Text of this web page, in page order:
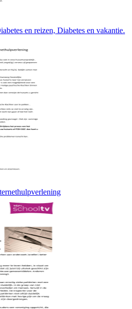
en reizen, Diabetes en vakantie.